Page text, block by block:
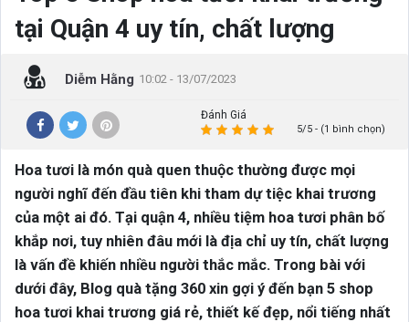
tại Quận 4 uy tín, chất lượng
Diễm Hằng 10:02 - 13/07/2023
Đánh Giá
5/5 - (1 bình chọn)
Hoa tươi là món quà quen thuộc thường được mọi
người nghĩ đến đầu tiên khi tham dự tiệc khai trương
của một ai đó. Tại quận 4, nhiều tiệm hoa tươi phân bố
khắp nơi, tuy nhiên đâu mới là địa chỉ uy tín, chất lượng
là vấn đề khiến nhiều người thắc mắc. Trong bài với
dưới đây, Blog quà tặng 360 xin gợi ý đến bạn 5 shop
hoa tươi khai trương giá rẻ, thiết kế đẹp, nổi tiếng nhất